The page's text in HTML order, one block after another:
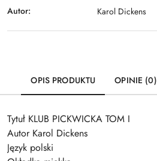
Autor: Karol Dickens
OPIS PRODUKTU OPINIE (0)
Tytuł KLUB PICKWICKA TOM I
Autor Karol Dickens
Język polski